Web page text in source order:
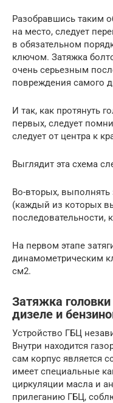
Разобравшись таким
на место, следует
в обязательном
ключом. Затяжка
очень серьезным
повреждения самого
И так, как протянуть
первых, следует
следует от центра к
Выглядит эта схема
Во-вторых, выполнять
(каждый из которых
последовательности,
На первом этапе
динамометрическим
см2.
Затяжка
дизеле и
Устройство ГБЦ
Внутри находится
сам корпус является
имеет специальные
циркуляции масла и
прилеганию ГБЦ,